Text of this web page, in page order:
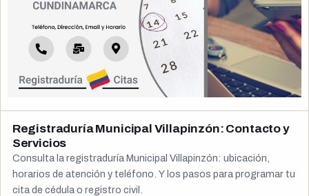
Registraduría Municipal Villapinzón: Contacto y
Servicios
Consulta la registraduría Municipal Villapinzón: ubicación,
horarios de atención y teléfono. Y los pasos para programar tu
cita de cédula o registro civil.